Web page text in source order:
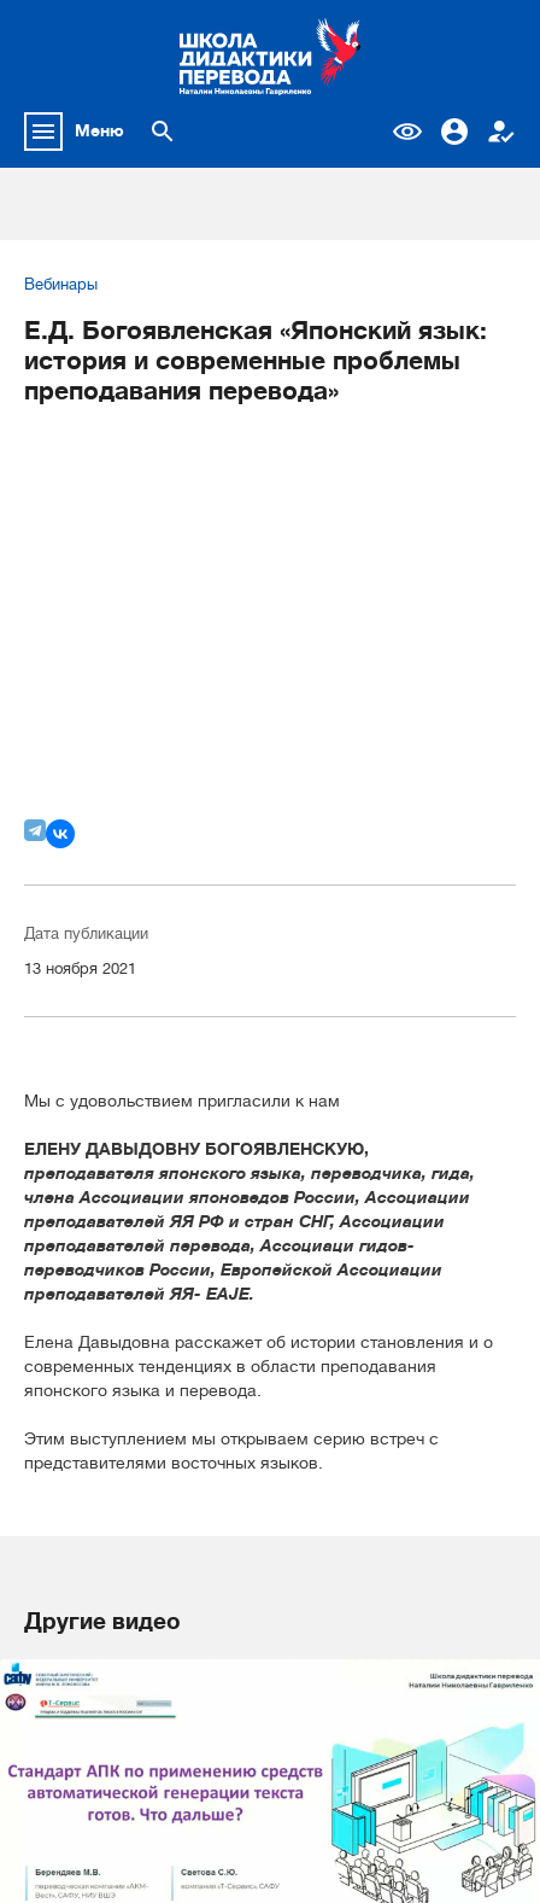
Меню
Вебинары
Е.Д. Богоявленская «Японский язык:
история и современные проблемы
преподавания перевода»
Дата публикации
13 ноября 2021
Мы с удовольствием пригласили к нам
ЕЛЕНУ ДАВЫДОВНУ БОГОЯВЛЕНСКУЮ,
преподавателя японского языка, переводчика, гида,
члена Ассоциации японоведов России, Ассоциации
преподавателей ЯЯ РФ и стран СНГ, Ассоциации
преподавателей перевода, Ассоциаци гидов-
переводчиков России, Европейской Ассоциации
преподавателей ЯЯ- EAJE.
Елена Давыдовна расскажет об истории становления и о
современных тенденциях в области преподавания
японского языка и перевода.
Этим выступлением мы открываем серию встреч с
представителями восточных языков.
Другие видео